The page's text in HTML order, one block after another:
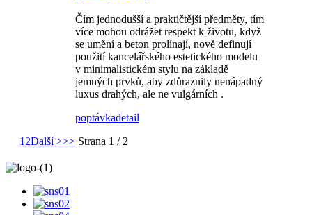
Čím jednodušší a praktičtější předměty, tím
více mohou odrážet respekt k životu, když
se umění a beton prolínají, nově definují
použití kancelářského estetického modelu
v minimalistickém stylu na základě
jemných prvků, aby zdůraznily nenápadný
luxus drahých, ale ne vulgárních .
poptávkadetail
1 2Další >>> Strana 1 / 2